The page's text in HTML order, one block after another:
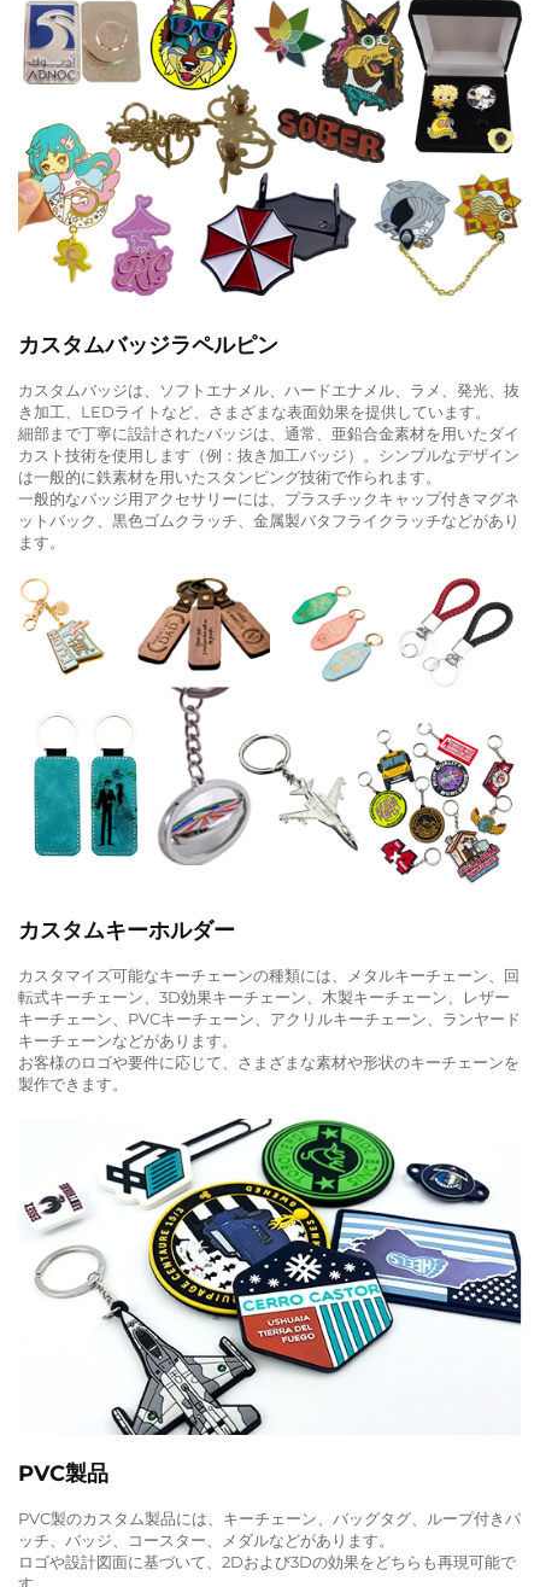
カスタムバッジラペルピン
カスタムバッジは、ソフトエナメル、ハードエナメル、ラメ、発光、抜
き加工、LEDライトなど、さまざまな表面効果を提供しています。
細部まで丁寧に設計されたバッジは、通常、亜鉛合金素材を用いたダイ
カスト技術を使用します（例：抜き加工バッジ）。シンプルなデザイン
は一般的に鉄素材を用いたスタンピング技術で作られます。
一般的なバッジ用アクセサリーには、プラスチックキャップ付きマグネ
ットバック、黒色ゴムクラッチ、金属製バタフライクラッチなどがあり
ます。
カスタムキーホルダー
カスタマイズ可能なキーチェーンの種類には、メタルキーチェーン、回
転式キーチェーン、3D効果キーチェーン、木製キーチェーン、レザー
キーチェーン、PVCキーチェーン、アクリルキーチェーン、ランヤード
キーチェーンなどがあります。
お客様のロゴや要件に応じて、さまざまな素材や形状のキーチェーンを
製作できます。
PVC製品
PVC製のカスタム製品には、キーチェーン、バッグタグ、ループ付きパ
ッチ、バッジ、コースター、メダルなどがあります。
ロゴや設計図面に基づいて、2Dおよび3Dの効果をどちらも再現可能で
す。